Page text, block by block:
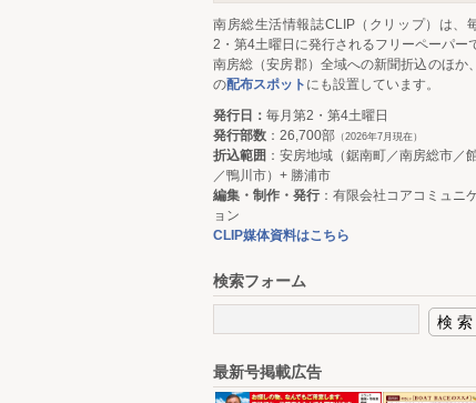
南房総生活情報誌CLIP（クリップ）は、
2・第4土曜日に発行されるフリーペーパー
南房総（安房郡）全域への新聞折込のほか
の配布スポット にも設置しています。
発行日： 毎月第2・第4土曜日
発行部数 ：26,700部 （2026年7月現在）
折込範囲 ：安房地域（鋸南町／南房総市／
／鴨川市）+ 勝浦市
編集・制作・発行：有限会社コアコミュニ
ョン
CLIP媒体資料はこちら
検索フォーム
最新号掲載広告